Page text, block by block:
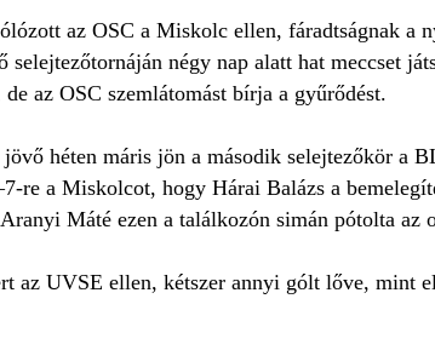
az OSC a Miskolc ellen, fáradtságnak a
négy nap alatt hat meccset
az OSC szemlátomást bírja a gyűrődést.
héten máris jön a második selejtezőkör a
re a Miskolcot, hogy Hárai Balázs a
Máté ezen a találkozón simán pótolta az
az UVSE ellen, kétszer annyi gólt lőve, mint